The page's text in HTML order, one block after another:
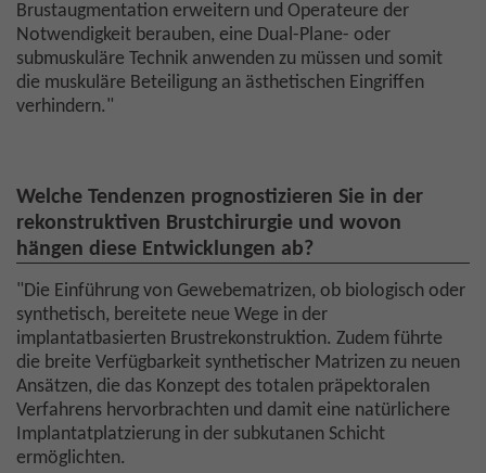
Brustaugmentation erweitern und Operateure der
Notwendigkeit berauben, eine Dual-Plane- oder
submuskuläre Technik anwenden zu müssen und somit
die muskuläre Beteiligung an ästhetischen Eingriffen
verhindern."
Welche Tendenzen prognostizieren Sie in der
rekonstruktiven Brustchirurgie und wovon
hängen diese Entwicklungen ab?
"Die Einführung von Gewebematrizen, ob biologisch oder
synthetisch, bereitete neue Wege in der
implantatbasierten Brustrekonstruktion. Zudem führte
die breite Verfügbarkeit synthetischer Matrizen zu neuen
Ansätzen, die das Konzept des totalen präpektoralen
Verfahrens hervorbrachten und damit eine natürlichere
Implantatplatzierung in der subkutanen Schicht
ermöglichten.